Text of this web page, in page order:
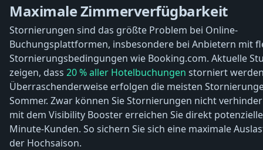
Maximale Zimmerverfügbarkeit
Stornierungen sind das größte Problem bei Online-
Buchungsplattformen, insbesondere bei Anbietern mit
Stornierungsbedingungen wie Booking.com. Aktuelle
zeigen, dass 20 % aller Hotelbuchungen storniert
Überraschenderweise erfolgen die meisten
Sommer. Zwar können Sie Stornierungen nicht
mit dem Visibility Booster erreichen Sie direkt
Minute-Kunden. So sichern Sie sich eine maximale
der Hochsaison.